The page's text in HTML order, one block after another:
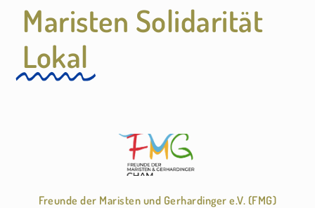
Maristen Solidarität
Lokal
Freunde der Maristen und Gerhardinger e.V. (FMG)